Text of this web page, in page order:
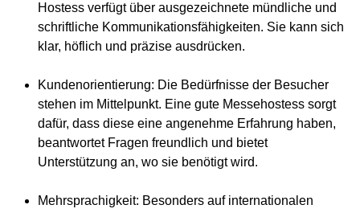
Hostess verfügt über ausgezeichnete mündliche und
schriftliche Kommunikationsfähigkeiten. Sie kann sich
klar, höflich und präzise ausdrücken.
Kundenorientierung: Die Bedürfnisse der Besucher
stehen im Mittelpunkt. Eine gute Messehostess sorgt
dafür, dass diese eine angenehme Erfahrung haben,
beantwortet Fragen freundlich und bietet
Unterstützung an, wo sie benötigt wird.
Mehrsprachigkeit: Besonders auf internationalen